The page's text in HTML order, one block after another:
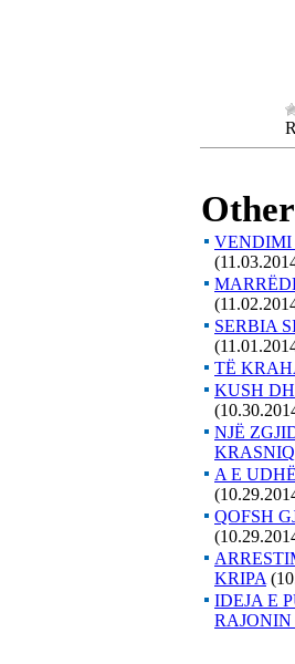
VENDIMI
SERBIA
TË
KUSH
NJË
A E
QOFSH
KRIPA
IDEJA E